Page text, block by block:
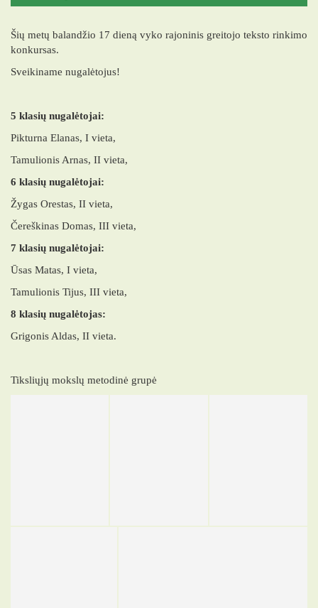
Šių metų balandžio 17 dieną vyko rajoninis greitojo teksto rinkimo
konkursas.
Sveikiname nugalėtojus!
5 klasių nugalėtojai:
Pikturna Elanas, I vieta,
Tamulionis Arnas, II vieta,
6 klasių nugalėtojai:
Žygas Orestas, II vieta,
Čereškinas Domas, III vieta,
7 klasių nugalėtojai:
Ūsas Matas, I vieta,
Tamulionis Tijus, III vieta,
8 klasių nugalėtojas:
Grigonis Aldas, II vieta.
Tiksliųjų mokslų metodinė grupė